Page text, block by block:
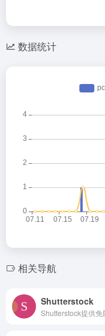
数据统计
相关导航
Shutterstock